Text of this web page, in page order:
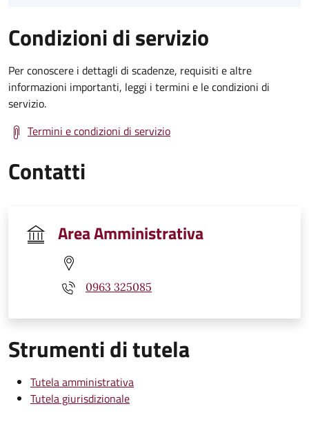
Condizioni di servizio
Per conoscere i dettagli di scadenze, requisiti e altre
informazioni importanti, leggi i termini e le condizioni di
servizio.
Termini e condizioni di servizio
Contatti
Area Amministrativa
0963 325085
Strumenti di tutela
Tutela amministrativa
Tutela giurisdizionale